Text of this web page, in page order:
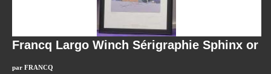
Francq Largo Winch Sérigraphie Sphinx or
par FRANCQ